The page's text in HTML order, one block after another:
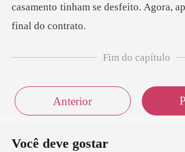
Fim do capítulo
Anterior
Você deve gostar